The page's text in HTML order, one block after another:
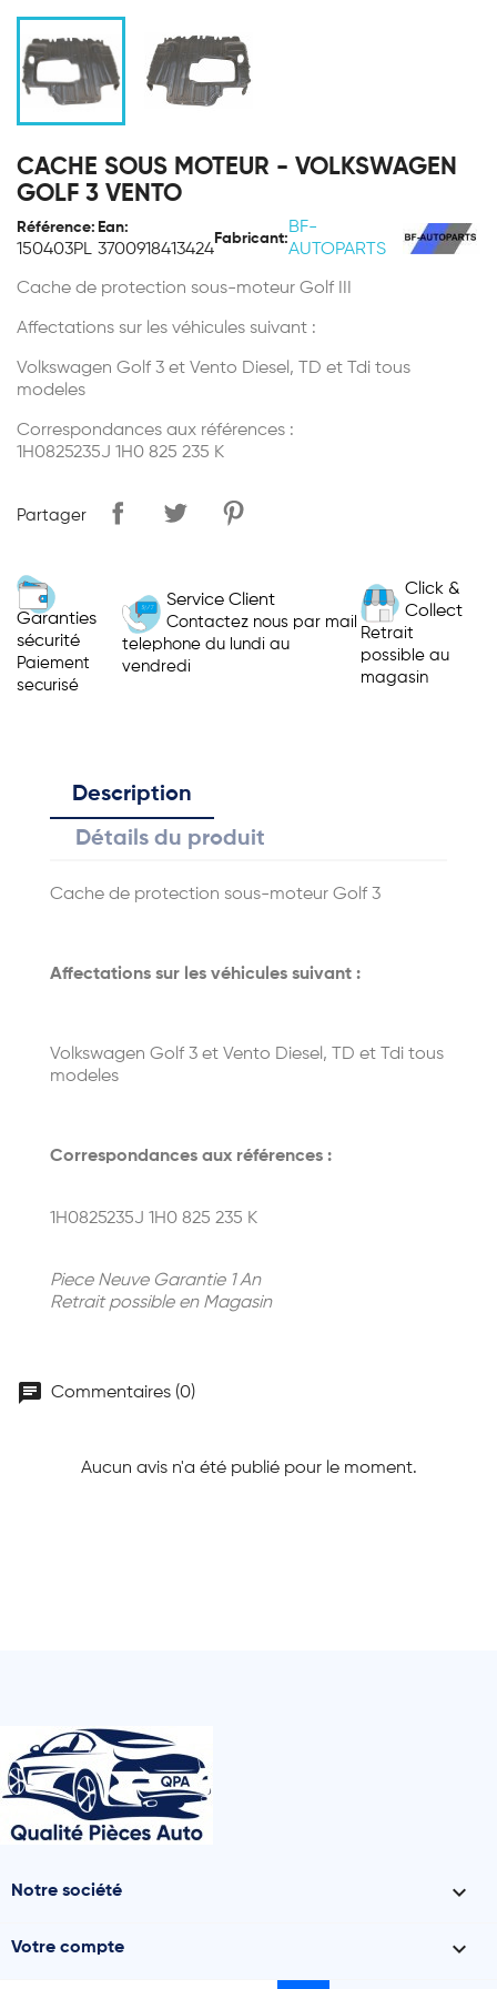
CACHE SOUS MOTEUR - VOLKSWAGEN
GOLF 3 VENTO
Référence:
150403PL
Ean:
3700918413424
Fabricant:
BF-
AUTOPARTS
Cache de protection sous-moteur Golf III
Affectations sur les véhicules suivant :
Volkswagen Golf 3 et Vento Diesel, TD et Tdi tous
modeles
Correspondances aux références :
1H0825235J 1H0 825 235 K
Partager
Garanties
sécurité
Paiement
securisé
Service Client
Contactez nous par mail
telephone du lundi au
vendredi
Click &
Collect
Retrait
possible au
magasin
Description
Détails du produit
Cache de protection sous-moteur Golf 3
Affectations sur les véhicules suivant :
Volkswagen Golf 3 et Vento Diesel, TD et Tdi tous
modeles
Correspondances aux références :
1H0825235J 1H0 825 235 K
Piece Neuve Garantie 1 An
Retrait possible en Magasin
chat Commentaires (0)
Aucun avis n'a été publié pour le moment.
Notre société 
Votre compte 